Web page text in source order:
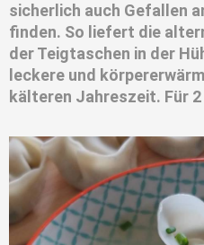
sicherlich auch Gefallen
finden. So liefert die
der Teigtaschen in der
leckere und
kälteren Jahreszeit. Für